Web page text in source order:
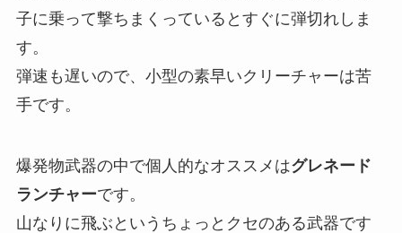
子に乗って撃ちまくっているとすぐに弾切れしま
す。
弾速も遅いので、小型の素早いクリーチャーは苦
手です。
爆発物武器の中で個人的なオススメはグレネード
ランチャーです。
山なりに飛ぶというちょっとクセのある武器です